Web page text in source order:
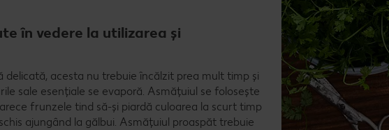
în vedere la utilizarea și
delicată, acesta nu trebuie încălzit prea mult timp și
sale esențiale se evaporă. Asmățuiul se folosește
frunzele tind să-și piardă culoarea la scurt timp
ajungând la gălbui. Asmățuiul proaspăt trebuie